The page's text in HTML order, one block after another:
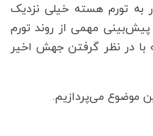
به تورم هسته خیلی نزدیک
مهمی از روند تورم
در نظر گرفتن جهش اخیر‌
موضوع می‌پردازیم.